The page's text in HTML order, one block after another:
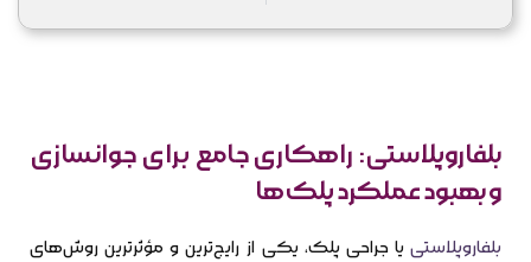
بلفاروپلاستی: راهکاری جامع برای جوانسازی
و بهبود عملکرد پلک‌ها
بلفاروپلاستی یا جراحی پلک، یکی از رایج‌ترین و مؤثرترین روش‌های